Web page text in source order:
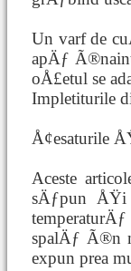
Un varf de
apÄƒ
oÅ£etul se
Impletiturile
Å¢esaturile
Aceste
sÄƒpun
spalÄƒ Ã®n
expun prea